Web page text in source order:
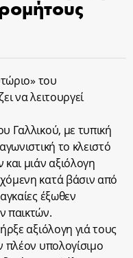
του
να λειτουργεί
Γαλλικού, με τυπική
το κλειστό
μιάν αξιόλογη
κατά βάσιν από
έξωθεν
παικτών.
αξιόλογη γιά τους
πλέον υπολογίσιμο